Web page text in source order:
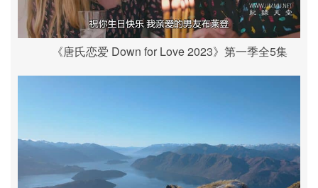
《唐氏恋爱 Down for Love 2023》第一季全5集